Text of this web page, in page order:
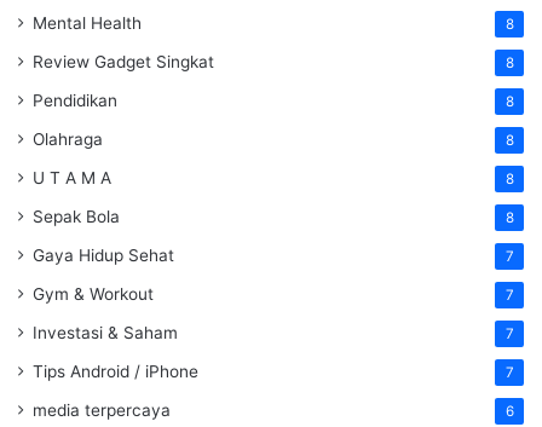
Mental Health 8
Review Gadget Singkat 8
Pendidikan 8
Olahraga 8
U T A M A 8
Sepak Bola 8
Gaya Hidup Sehat 7
Gym & Workout 7
Investasi & Saham 7
Tips Android / iPhone 7
media terpercaya 6